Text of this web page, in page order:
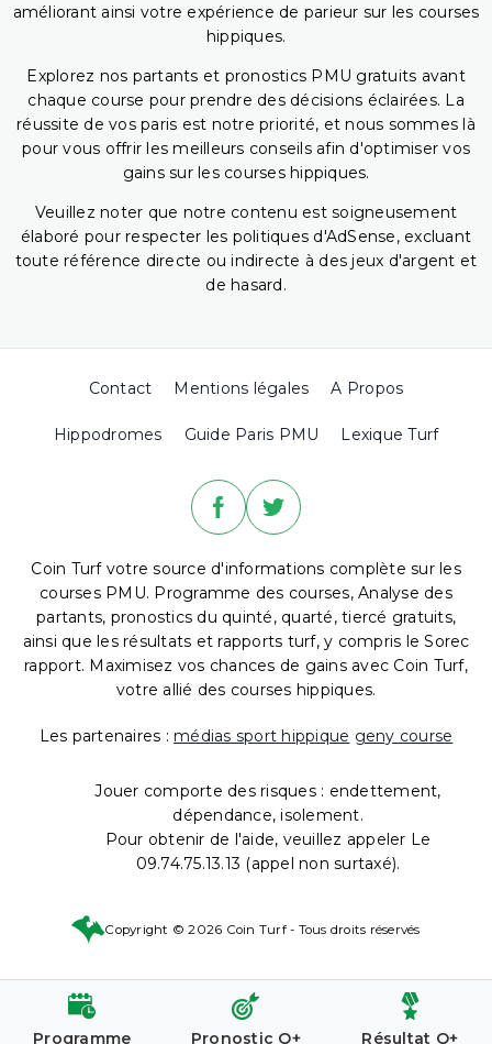
améliorant ainsi votre expérience de parieur sur les courses
hippiques.
Explorez nos partants et pronostics PMU gratuits avant
chaque course pour prendre des décisions éclairées. La
réussite de vos paris est notre priorité, et nous sommes là
pour vous offrir les meilleurs conseils afin d'optimiser vos
gains sur les courses hippiques.
Veuillez noter que notre contenu est soigneusement
élaboré pour respecter les politiques d'AdSense, excluant
toute référence directe ou indirecte à des jeux d'argent et
de hasard.
Contact Mentions légales A Propos
Hippodromes Guide Paris PMU Lexique Turf
Coin Turf votre source d'informations complète sur les
courses PMU. Programme des courses, Analyse des
partants, pronostics du quinté, quarté, tiercé gratuits,
ainsi que les résultats et rapports turf, y compris le Sorec
rapport. Maximisez vos chances de gains avec Coin Turf,
votre allié des courses hippiques.
Les partenaires : médias sport hippique geny course
Jouer comporte des risques : endettement,
dépendance, isolement.
Pour obtenir de l'aide, veuillez appeler Le
09.74.75.13.13 (appel non surtaxé).
Copyright © 2026 Coin Turf - Tous droits réservés
Programme Pronostic Q+ Résultat Q+